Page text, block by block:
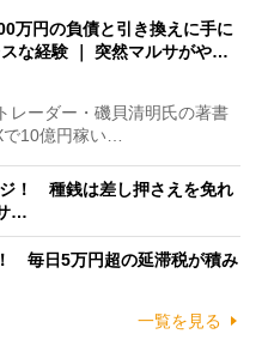
万円の負債と引き換えに手に
な経験 ｜ 突然マルサがや…
ーダー・磯貝清明氏の著書
で10億円稼い…
ジ！ 種銭は差し押さえを免れ
…
毎日5万円超の延滞税が積み
一覧を見る